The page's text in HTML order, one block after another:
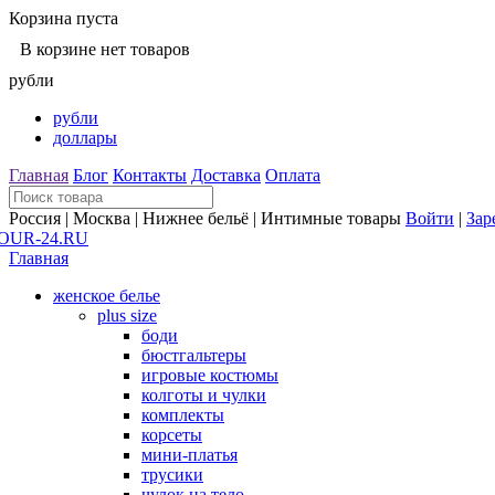
Корзина пуста
В корзине нет товаров
рубли
рубли
доллары
Главная Блог Контакты Доставка Оплата
Россия | Москва | Нижнее бельё | Интимные товары Войти |
Главная
женское белье
plus size
боди
бюстгальтеры
игровые костюмы
колготы и чулки
комплекты
корсеты
мини-платья
трусики